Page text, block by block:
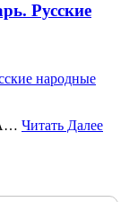
Русские
Читать Далее